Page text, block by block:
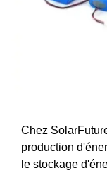
Chez
production
le stockage